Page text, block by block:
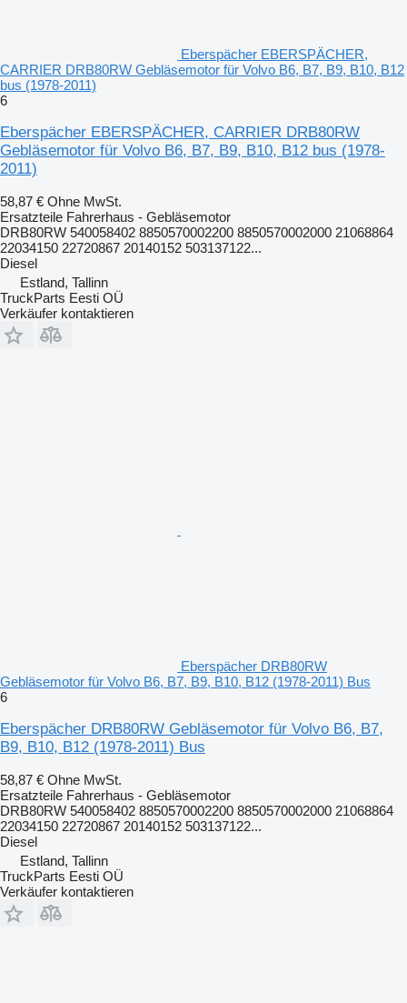
Eberspächer EBERSPÄCHER,
CARRIER DRB80RW Gebläsemotor für Volvo B6, B7, B9, B10, B12
bus (1978-2011)
6
Eberspächer EBERSPÄCHER, CARRIER DRB80RW
Gebläsemotor für Volvo B6, B7, B9, B10, B12 bus (1978-
2011)
58,87 € Ohne MwSt.
Ersatzteile Fahrerhaus - Gebläsemotor
DRB80RW 540058402 8850570002200 8850570002000 21068864
22034150 22720867 20140152 503137122...
Diesel
Estland, Tallinn
TruckParts Eesti OÜ
Verkäufer kontaktieren
Eberspächer DRB80RW
Gebläsemotor für Volvo B6, B7, B9, B10, B12 (1978-2011) Bus
6
Eberspächer DRB80RW Gebläsemotor für Volvo B6, B7,
B9, B10, B12 (1978-2011) Bus
58,87 € Ohne MwSt.
Ersatzteile Fahrerhaus - Gebläsemotor
DRB80RW 540058402 8850570002200 8850570002000 21068864
22034150 22720867 20140152 503137122...
Diesel
Estland, Tallinn
TruckParts Eesti OÜ
Verkäufer kontaktieren